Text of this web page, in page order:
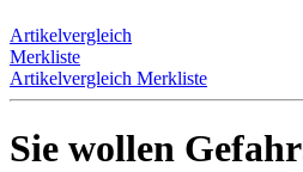
Artikelvergleich
Merkliste
Artikelvergleich Merkliste
Sie wollen